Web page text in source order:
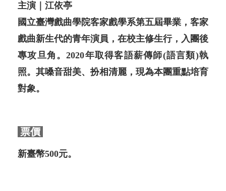
主演｜江依亭
國立臺灣戲曲學院客家戲學系第五屆畢業，客家
戲曲新生代的青年演員，在校主修生行，入團後
專攻旦角。2020年取得客語薪傳師(語言類)執
照。其嗓音甜美、扮相清麗，現為本團重點培育
對象。
票價
新臺幣500元。